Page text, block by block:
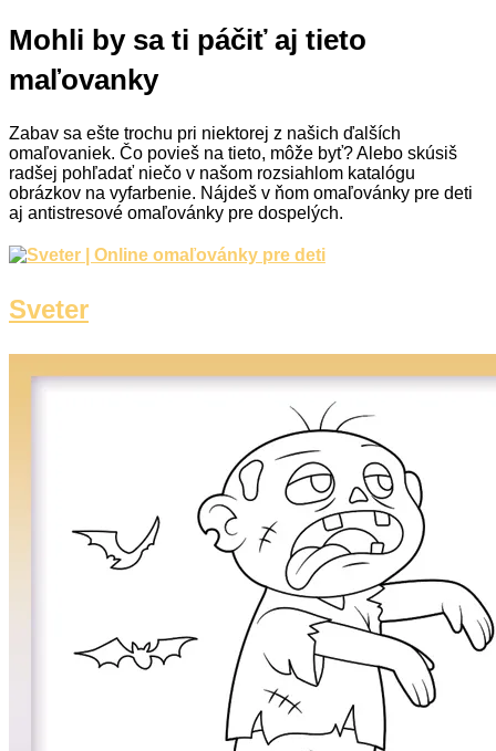
Mohli by sa ti páčiť aj tieto
maľovanky
Zabav sa ešte trochu pri niektorej z našich ďalších
omaľovaniek. Čo povieš na tieto, môže byť? Alebo skúsiš
radšej pohľadať niečo v našom rozsiahlom katalógu
obrázkov na vyfarbenie. Nájdeš v ňom omaľovánky pre deti
aj antistresové omaľovánky pre dospelých.
Sveter